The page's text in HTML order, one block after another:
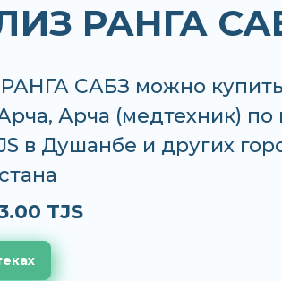
РАНГА
САБЗ можно купить
Арча (медтехник) по
в Душанбе и других
TJS